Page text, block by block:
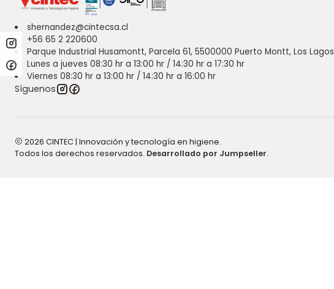
shernandez@cintecsa.cl
+56 65 2 220600
Parque Industrial Husamontt, Parcela 61, 5500000 Puerto Montt, Los Lagos
Lunes a jueves 08:30 hr a 13:00 hr / 14:30 hr a 17:30 hr
Viernes 08:30 hr a 13:00 hr / 14:30 hr a 16:00 hr
Síguenos
2026 CINTEC | Innovación y tecnología en higiene.
Todos los derechos reservados. Desarrollado por Jumpseller.